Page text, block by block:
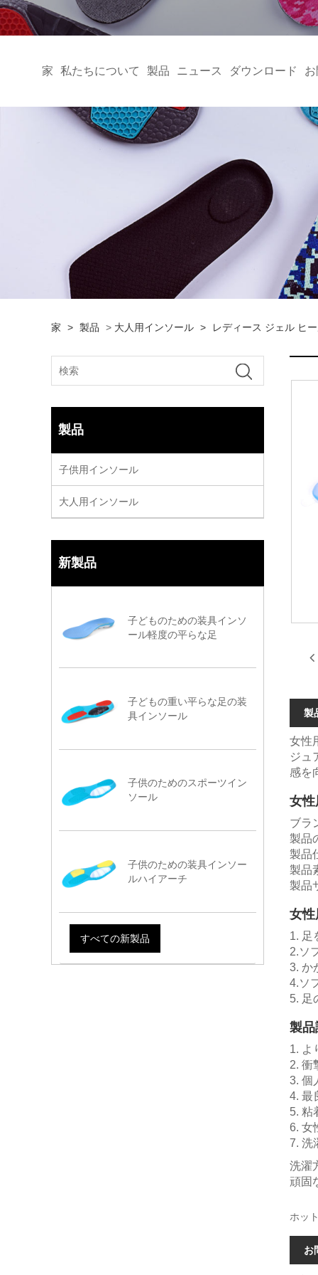
家 私たちについて 製品 ニュース ダウンロード
家 > 製品 > 大人用インソール > レディース ジェル ヒ
製品
子供用インソール
大人用インソール
新製品
子どものための装具インソ
ール軽度の平らな足
子どもの重い平らな足の装
具インソール
子供のためのスポーツイン
ソール
子供のための装具インソー
ルハイアーチ
すべての新製品
製
女性
ジュ
感を
女
ブラ
製品
製品
製品
製品
女性
1. 足
2.ソ
3. か
4.ソ
5. 足
製
1. よ
2. 衝
3. 個
4. 最
5. 粘
6. 女
7. 洗
洗濯
頑固
ホッ
お